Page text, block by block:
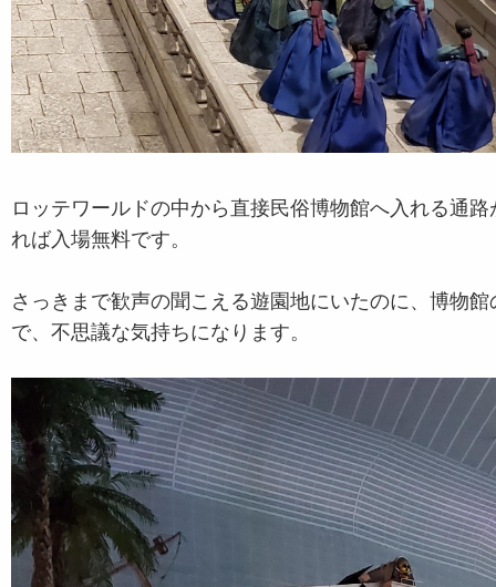
ロッテワールドの中から直接民俗博物館へ入れる通
れば入場無料です。
さっきまで歓声の聞こえる遊園地にいたのに、博物
で、不思議な気持ちになります。